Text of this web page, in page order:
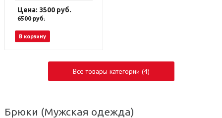
Цена: 3500 руб.
6500руб.
В корзину
Все товары категории (4)
Брюки (Мужская одежда)